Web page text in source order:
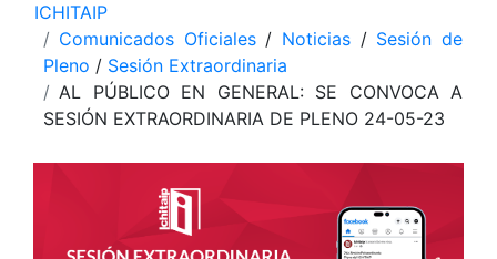
ICHITAIP
Comunicados Oficiales/ Noticias / Sesión de
Pleno / Sesión Extraordinaria
AL PÚBLICO EN GENERAL: SE CONVOCA A
SESIÓN EXTRAORDINARIA DE PLENO 24-05-23